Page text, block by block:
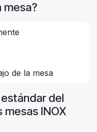
mesa?
de la mesa
del
INOX